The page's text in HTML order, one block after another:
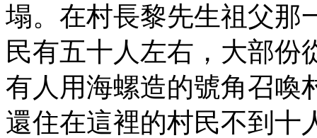
塌。在村長黎先生祖父那
民有五十人左右，大部份
有人用海螺造的號角召喚
還住在這裡的村民不到十